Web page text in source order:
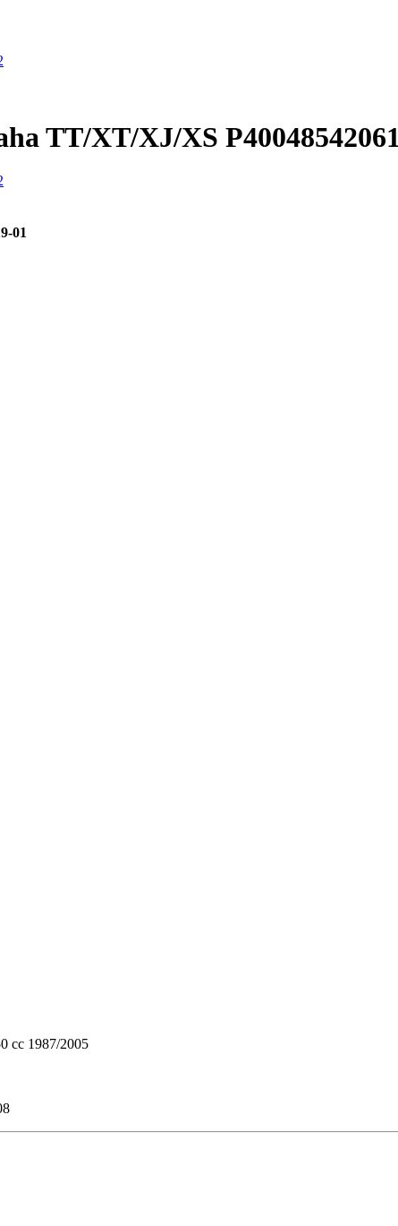
TT/XT/XJ/XS
01
cc 1987/2005